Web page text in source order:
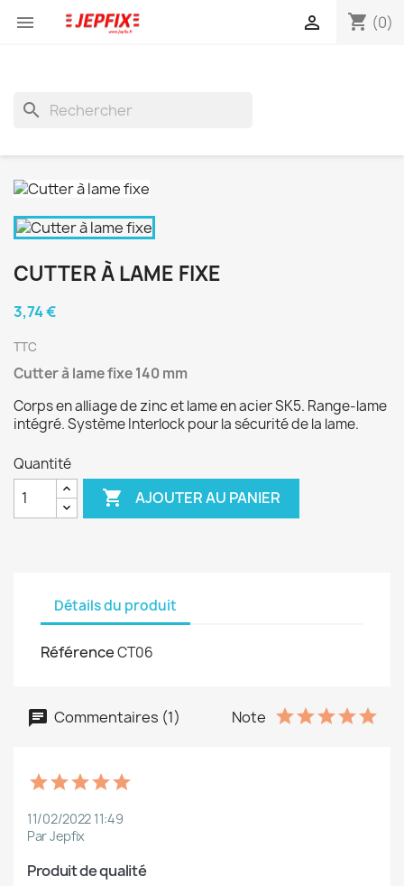
 shopping_cart (0)

search
CUTTER À LAME FIXE
3,74 €
TTC
Cutter à lame fixe 140 mm
Corps en alliage de zinc et lame en acier SK5. Range-lame
intégré. Système Interlock pour la sécurité de la lame.
Quantité
 AJOUTER AU PANIER
Détails du produit
RéférenceCT06
Commentaires (1) Note
11/02/2022 11:49
Par Jepfix
Produit de qualité